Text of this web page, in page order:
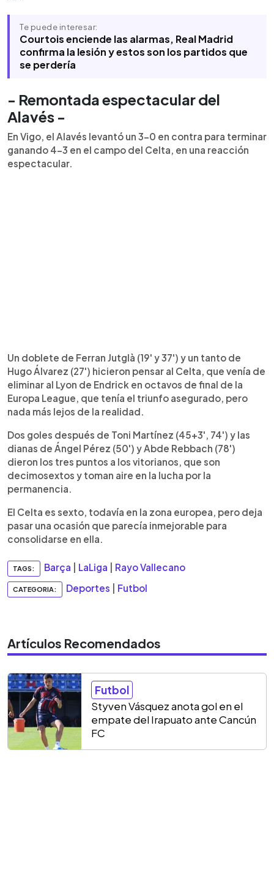
Te puede interesar:
Courtois enciende las alarmas, Real Madrid
confirma la lesión y estos son los partidos que
se perdería
- Remontada espectacular del
Alavés -
En Vigo, el Alavés levantó un 3-0 en contra para terminar
ganando 4-3 en el campo del Celta, en una reacción
espectacular.
Un doblete de Ferran Jutglà (19' y 37') y un tanto de
Hugo Álvarez (27') hicieron pensar al Celta, que venía de
eliminar al Lyon de Endrick en octavos de final de la
Europa League, que tenía el triunfo asegurado, pero
nada más lejos de la realidad.
Dos goles después de Toni Martínez (45+3', 74') y las
dianas de Ángel Pérez (50') y Abde Rebbach (78')
dieron los tres puntos a los vitorianos, que son
decimosextos y toman aire en la lucha por la
permanencia.
El Celta es sexto, todavía en la zona europea, pero deja
pasar una ocasión que parecía inmejorable para
consolidarse en ella.
TAGS: Barça LaLiga Rayo Vallecano
CATEGORIA: Deportes Futbol
Artículos Recomendados
Futbol
Styven Vásquez anota gol en el
empate del Irapuato ante Cancún
FC